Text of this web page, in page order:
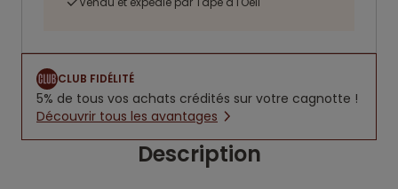
CLUB FIDÉLITÉ
5% de tous vos achats crédités sur votre cagnotte !
Découvrir tous les avantages
Description